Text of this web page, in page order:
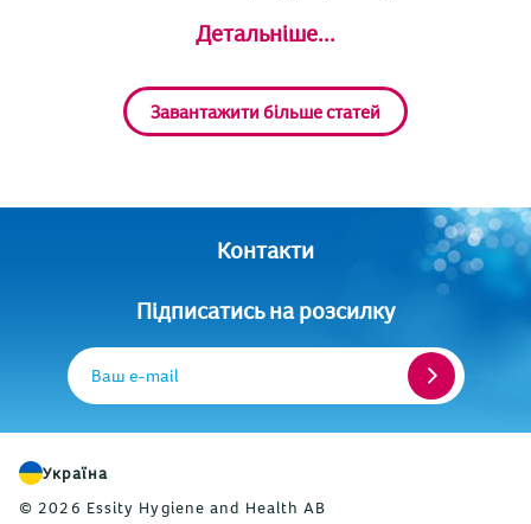
Детальніше...
Завантажити більше статей
Контакти
Підписатись на розсилку
Ваш e-mail
Україна
© 2026 Essity Hygiene and Health AB